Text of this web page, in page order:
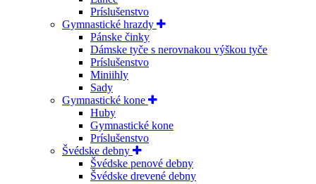
Príslušenstvo
Gymnastické hrazdy
Pánske činky
Dámske tyče s nerovnakou výškou tyče
Príslušenstvo
Miniihly
Sady
Gymnastické kone
Huby
Gymnastické kone
Príslušenstvo
Švédske debny
Švédske penové debny
Švédske drevené debny